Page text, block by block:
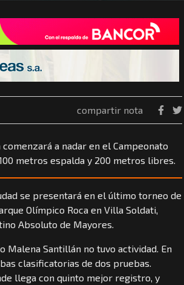
compartir nota
a nadar en el Campeonato
metros espalda y 200 metros libres.
se presentará en el último torneo de
Olímpico Roca en Villa Soldati,
Absoluto de Mayores.
Santillán no tuvo actividad. En
clasificatorias de dos pruebas.
llega con quinto mejor registro, y